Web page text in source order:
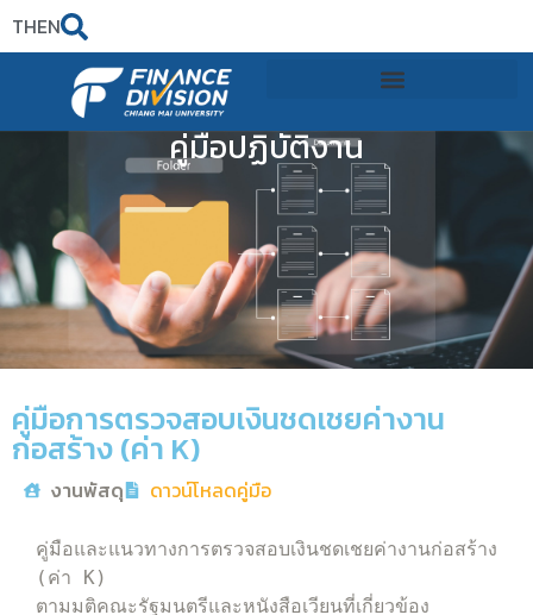
THEN
คู่มือปฏิบัติงาน
คู่มือการตรวจสอบเงินชดเชยค่างาน
ก่อสร้าง (ค่า K)
งานพัสดุ ดาวน์โหลดคู่มือ
คู่มือและแนวทางการตรวจสอบเงินชดเชยค่างานก่อสร้าง
(ค่า K)
ตามมติคณะรัฐมนตรีและหนังสือเวียนที่เกี่ยวข้อง